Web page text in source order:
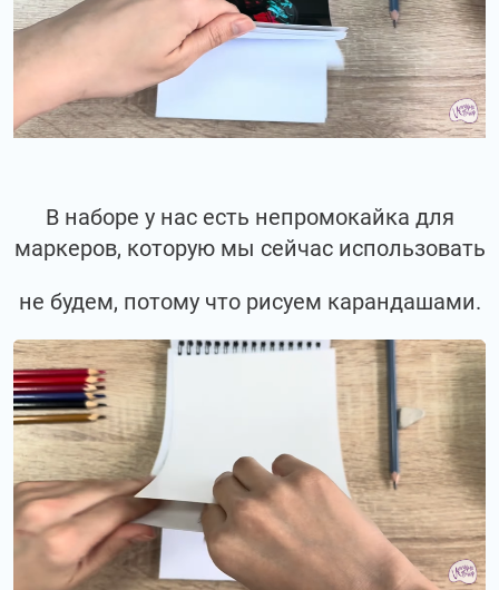
В наборе у нас есть непромокайка для
маркеров, которую мы сейчас использовать
не будем, потому что рисуем карандашами.